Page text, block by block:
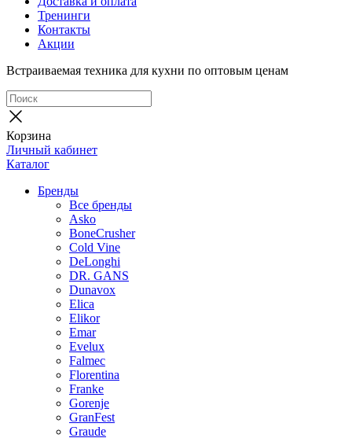
Тренинги
Контакты
Акции
Встраиваемая техника для кухни по оптовым ценам
Корзина
Личный кабинет
Каталог
Бренды
Все бренды
Asko
BoneCrusher
Cold Vine
DeLonghi
DR. GANS
Dunavox
Elica
Elikor
Emar
Evelux
Falmec
Florentina
Franke
Gorenje
GranFest
Graude